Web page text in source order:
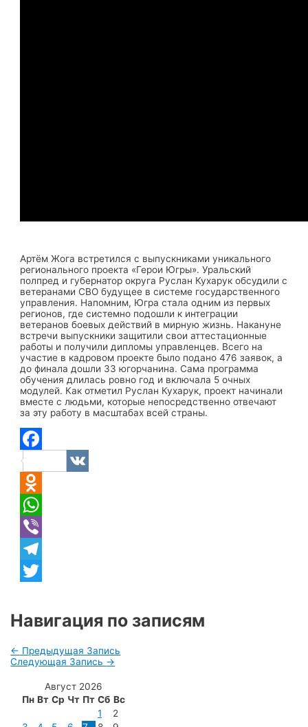
Артём Жога встретился с выпускниками уникального
регионального проекта «Герои Югры». Уральский
полпред и губернатор округа Руслан Кухарук обсудили с
ветеранами СВО будущее в системе государственного
управления. Напомним, Югра стала одним из первых
регионов, где системно подошли к интеграции
ветеранов боевых действий в мирную жизнь. Накануне
встречи выпускники защитили свои аттестационные
работы и получили дипломы управленцев. Всего на
участие в кадровом проекте было подано 476 заявок, а
до финала дошли 33 югорчанина. Сама программа
обучения длилась ровно год и включала 5 очных
модулей. Как отметил Руслан Кухарук, проект начинали
вместе с людьми, которые непосредственно отвечают
за эту работу в масштабах всей страны.
Facebook
VK
Odnoklassniki
WhatsApp
Viber
Telegram
Навигация по записям
← Предыдущая Запись
Следующая Запись →
Август 2026
Пн Вт Ср Чт Пт Сб Вс
1
2